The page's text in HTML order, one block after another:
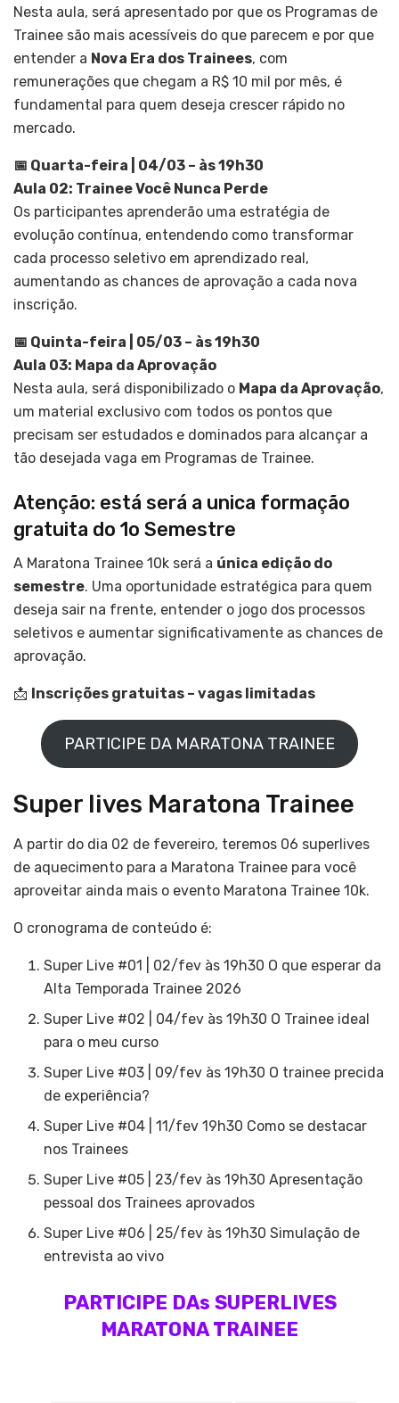
Nesta aula, será apresentado por que os Programas de
Trainee são mais acessíveis do que parecem e por que
entender a Nova Era dos Trainees, com
remunerações que chegam a R$ 10 mil por mês, é
fundamental para quem deseja crescer rápido no
mercado.
📅 Quarta-feira | 04/03 – às 19h30
Aula 02: Trainee Você Nunca Perde
Os participantes aprenderão uma estratégia de
evolução contínua, entendendo como transformar
cada processo seletivo em aprendizado real,
aumentando as chances de aprovação a cada nova
inscrição.
📅 Quinta-feira | 05/03 – às 19h30
Aula 03: Mapa da Aprovação
Nesta aula, será disponibilizado o Mapa da Aprovação,
um material exclusivo com todos os pontos que
precisam ser estudados e dominados para alcançar a
tão desejada vaga em Programas de Trainee.
Atenção: está será a unica formação
gratuita do 1o Semestre
A Maratona Trainee 10k será a única edição do
semestre. Uma oportunidade estratégica para quem
deseja sair na frente, entender o jogo dos processos
seletivos e aumentar significativamente as chances de
aprovação.
📩 Inscrições gratuitas – vagas limitadas
PARTICIPE DA MARATONA TRAINEE
Super lives Maratona Trainee
A partir do dia 02 de fevereiro, teremos 06 superlives
de aquecimento para a Maratona Trainee para você
aproveitar ainda mais o evento Maratona Trainee 10k.
O cronograma de conteúdo é:
Super Live #01 | 02/fev às 19h30 O que esperar da
Alta Temporada Trainee 2026
Super Live #02 | 04/fev às 19h30 O Trainee ideal
para o meu curso
Super Live #03 | 09/fev às 19h30 O trainee precida
de experiência?
Super Live #04 | 11/fev 19h30 Como se destacar
nos Trainees
Super Live #05 | 23/fev às 19h30 Apresentação
pessoal dos Trainees aprovados
Super Live #06 | 25/fev às 19h30 Simulação de
entrevista ao vivo
PARTICIPE DAs SUPERLIVES
MARATONA TRAINEE